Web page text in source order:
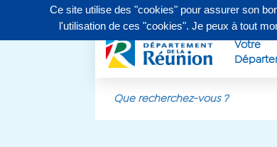
Contactez-nous au 0262 90 30 30, du lundi
Votre
Ce site utilise des "cookies" pour assurer son
l'utilisation de ces "cookies". Je peux à tout